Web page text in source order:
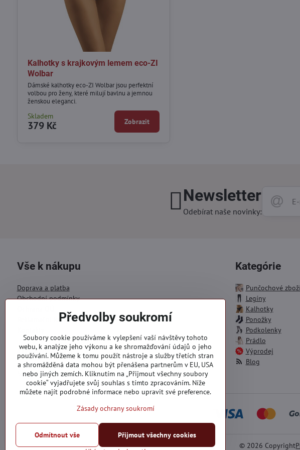
Kalhotky s krajkovým lemem eco-ZI
Wolbar
Dámské kalhotky eco-ZI Wolbar jsou perfektní
volbou pro ženy, které milují bavlnu a jemnou
ženskou eleganci.
Skladem
379 Kč Zobrazit
Newsletter
Odebírat naše novinky:
Vše k nákupu
Doprava a platba
Obchodní podmínky
Reklamační formulář
Objednávky
Stav objednávky
Kategórie
Punčochové zboží
Legíny
Kalhotky
Ponožky
Podkolenky
Prádlo
Výprodej
Blog
© 2026 Copyright
Předvolby soukromí
Soubory cookie používáme k vylepšení vaší návštěvy tohoto
webu, k analýze jeho výkonu a ke shromažďování údajů o jeho
používání. Můžeme k tomu použít nástroje a služby třetích stran
a shromážděná data mohou být přenášena partnerům v EU, USA
nebo jiných zemích. Kliknutím na „Přijmout všechny soubory
cookie“ vyjadřujete svůj souhlas s tímto zpracováním. Níže
můžete najít podrobné informace nebo upravit své preference.
Zásady ochrany soukromí
Přijmout všechny cookies
Odmítnout vše